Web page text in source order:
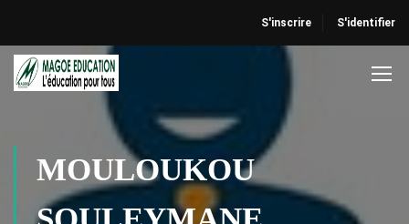
S'inscrire S'identifier
MOULOUKOU